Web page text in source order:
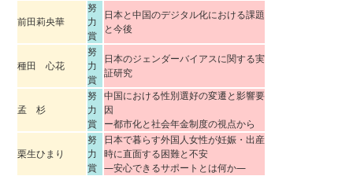
前田莉央華
努
力
賞
日本と中国のデジタル化における課題
と今後
種田 心花
努
力
賞
日本のジェンダーバイアスに関する実
証研究
孟 杉
努
力
賞
中国における性別選好の変遷と影響要
因
ー都市化と社会年金制度の視点から
栗生ひまり
努
力
賞
日本で暮らす外国人女性が妊娠・出産
時に直面する困難と不安
―安心できるサポートとは何か―